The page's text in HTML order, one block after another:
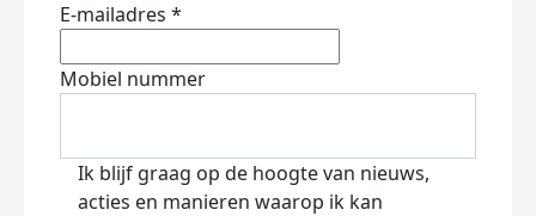
E-mailadres *
Mobiel nummer
Ik blijf graag op de hoogte van nieuws,
acties en manieren waarop ik kan